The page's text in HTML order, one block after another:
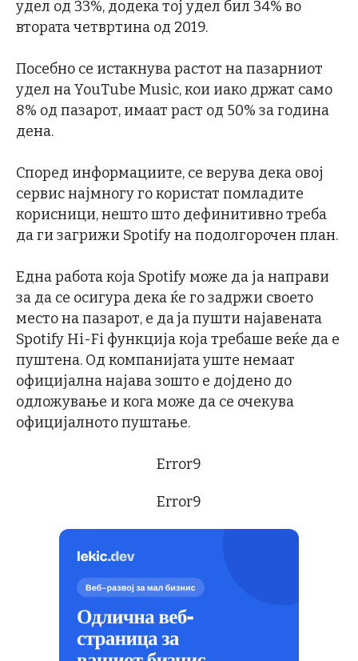
удел од 33%, додека тој удел бил 34% во
втората четвртина од 2019.
Посебно се истакнува растот на пазарниот
удел на YouTube Music, кои иако држат само
8% од пазарот, имаат раст од 50% за година
дена.
Според информациите, се верува дека овој
сервис најмногу го користат помладите
корисници, нешто што дефинитивно треба
да ги загрижи Spotify на подолгорочен план.
Една работа која Spotify може да ја направи
за да се осигура дека ќе го задржи своето
место на пазарот, е да ja пушти најавената
Spotify Hi-Fi функција која требаше веќе да е
пуштена. Од компанијата уште немаат
официјална најава зошто е дојдено до
одложување и кога може да се очекува
официјалното пуштање.
Error9
Error9